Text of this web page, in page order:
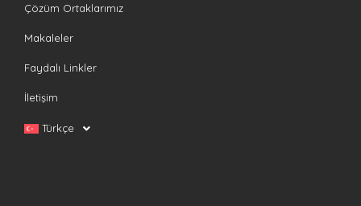
Çözüm Ortaklarımız
Makaleler
Faydalı Linkler
İletişim
Türkçe